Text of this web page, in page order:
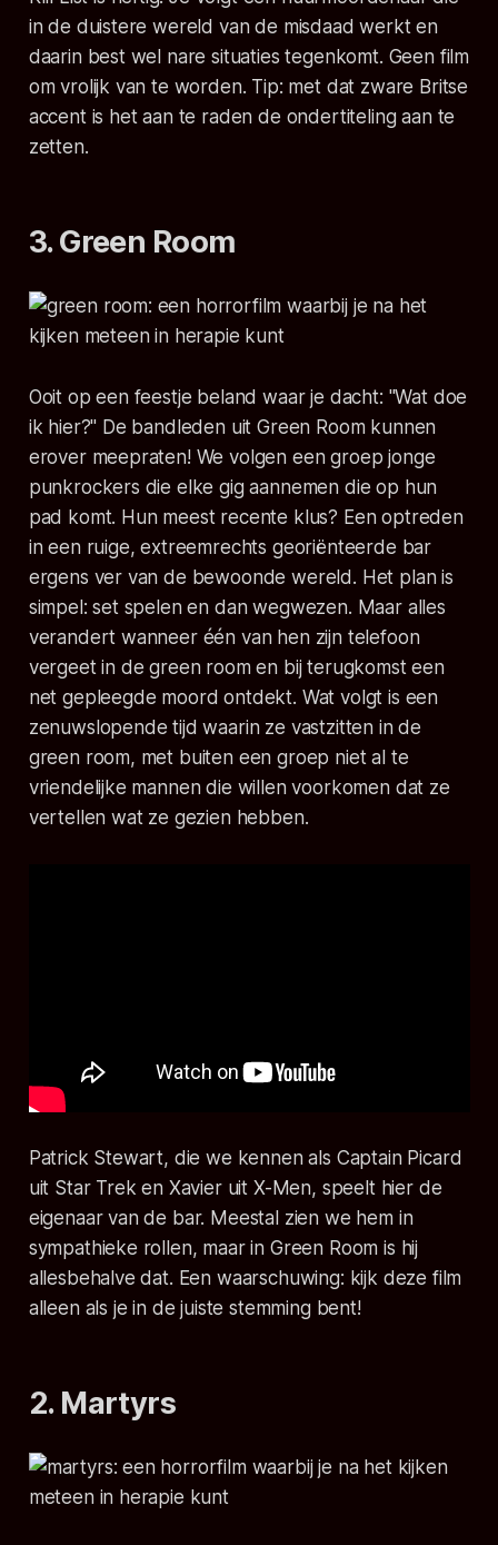
in de duistere wereld van de misdaad werkt en
daarin best wel nare situaties tegenkomt. Geen film
om vrolijk van te worden. Tip: met dat zware Britse
accent is het aan te raden de ondertiteling aan te
zetten.
3. Green Room
Ooit op een feestje beland waar je dacht: "Wat doe
ik hier?" De bandleden uitGreen Roomkunnen
erover meepraten! We volgen een groep jonge
punkrockers die elke gig aannemen die op hun
pad komt. Hun meest recente klus? Een optreden
in een ruige, extreemrechts georiënteerde bar
ergens ver van de bewoonde wereld. Het plan is
simpel: set spelen en dan wegwezen. Maar alles
verandert wanneer één van hen zijn telefoon
vergeet in de green room en bij terugkomst een
net gepleegde moord ontdekt. Wat volgt is een
zenuwslopende tijd waarin ze vastzitten in de
green room, met buiten een groep niet al te
vriendelijke mannen die willen voorkomen dat ze
vertellen wat ze gezien hebben.
Patrick Stewart, die we kennen als Captain Picard
uit Star Trek en Xavier uit X-Men, speelt hier de
eigenaar van de bar. Meestal zien we hem in
sympathieke rollen, maar in Green Room is hij
allesbehalve dat. Een waarschuwing: kijk deze film
alleen als je in de juiste stemming bent!
2. Martyrs